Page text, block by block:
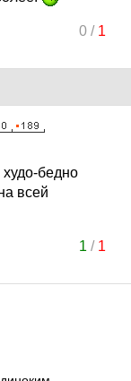
0/ 1
бедно
всей
1 / 1